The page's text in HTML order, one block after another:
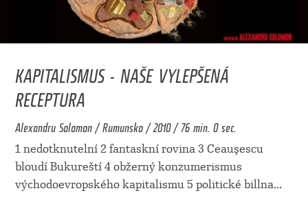
KAPITALISMUS - NAŠE VYLEPŠENÁ
RECEPTURA
Alexandru Solomon / Rumunsko / 2010 / 76 min. 0 sec.
1 nedotknutelní 2 fantaskní rovina 3 Ceauşescu
bloudí Bukureští 4 obžerný konzumerismus
východoevropského kapitalismu 5 politické billna...